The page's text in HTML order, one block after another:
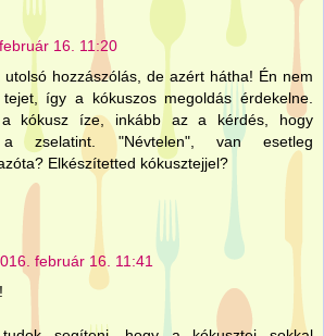
16. 11:20
hozzászólás, de azért hátha! Én nem
tejet, így a kókuszos megoldás érdekelne.
kókusz íze, inkább az a kérdés, hogy
a zselatint. "Névtelen", van esetleg
Elkészítetted kókusztejjel?
február 16. 11:41